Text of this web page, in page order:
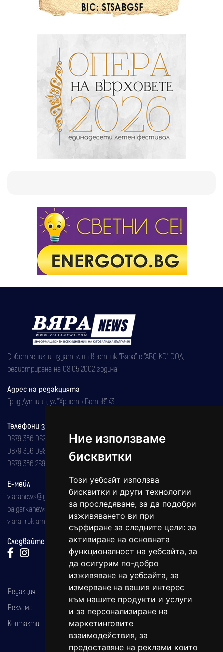
Ние използваме
бисквитки
Този уебсайт използва
бисквитки и други технологии
за проследяване, за да подобри
изживяването ви при
сърфиране за следните цели: за
активиране на основната
функционалност на уебсайта, за
да осигурим по-добро
изживяване на уебсайта, за
измерване на вашия интерес
към нашите продукти и услуги
и за персонализиране на
маркетинговите
взаимодействия, за
предоставяне на реклами които
Собственик и издател на вестник "Вяра" е "АВС КО" ООД,
регистрирана на 08.05.2002 година.
Адрес на редакцията
Град Дупница, ул.''Христо Ботев" 43
Телефони за реклама и абонаменти
0879 356 082
0879 356 098
0879 356 289
Е-мейл
viaranews@gmail.com
balgarkanews@gmail.com
viara_reklama@mail.bg
Следвайте ни:
Редакция
Реклама
Контакти